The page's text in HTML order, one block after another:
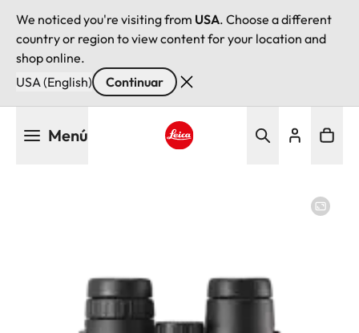
We noticed you're visiting from USA. Choose a different
country or region to view content for your location and
shop online.
USA (English)
Continuar
Menú